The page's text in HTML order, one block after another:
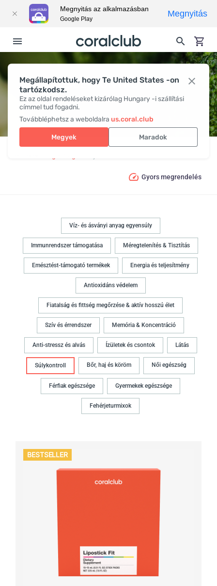
Megállapítottuk, hogy Te United States -on
tartózkodsz.
Ez az oldal rendeléseket kizárólag Hungary -i szállítási
címmel tud fogadni.
Továbbléphetsz a weboldalra us.coral.club
Megyek Maradok
SÚLYKONTROLL
Gyors megrendelés
Víz- és ásványi anyag egyensúly
Immunrendszer támogatása Méregtelenítés & Tisztítás
Emésztést-támogató termékek Energia és teljesítmény
Antioxidáns védelem
Fiatalság és fittség megőrzése & aktív hosszú élet
Szív és érrendszer Memória & Koncentráció
Anti-stressz és alvás Ízületek és csontok Látás
Súlykontroll Bőr, haj és köröm Női egészség
Férfiak egészsége Gyermekek egészsége
Fehérjeturmixok
BESTSELLER
Megnyitás az alkalmazásban
Google Play
Megnyitás